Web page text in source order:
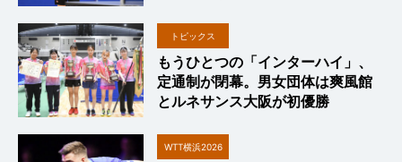
トピックス
もうひとつの「インターハイ」、
定通制が閉幕。男女団体は爽風館
とルネサンス大阪が初優勝
WTT横浜2026